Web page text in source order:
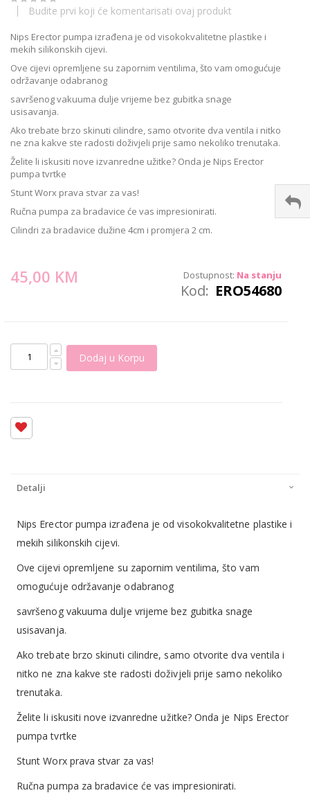
Budite prvi koji će komentarisati ovaj produkt
Nips Erector pumpa izrađena je od visokokvalitetne plastike i
mekih silikonskih cijevi.
Ove cijevi opremljene su zapornim ventilima, što vam omogućuje
održavanje odabranog
savršenog vakuuma dulje vrijeme bez gubitka snage
usisavanja.
Ako trebate brzo skinuti cilindre, samo otvorite dva ventila i nitko
ne zna kakve ste radosti doživjeli prije samo nekoliko trenutaka.
Želite li iskusiti nove izvanredne užitke? Onda je Nips Erector
pumpa tvrtke
Stunt Worx prava stvar za vas!
Ručna pumpa za bradavice će vas impresionirati.
Cilindri za bradavice dužine 4cm i promjera 2 cm.
45,00 KM Dostupnost: Na stanju
Kod ERO54680
Dodaj u Korpu
images
Detalji
Nips Erector pumpa izrađena je od visokokvalitetne plastike i
mekih silikonskih cijevi.
Ove cijevi opremljene su zapornim ventilima, što vam
omogućuje održavanje odabranog
savršenog vakuuma dulje vrijeme bez gubitka snage
usisavanja.
Ako trebate brzo skinuti cilindre, samo otvorite dva ventila i
nitko ne zna kakve ste radosti doživjeli prije samo nekoliko
trenutaka.
Želite li iskusiti nove izvanredne užitke? Onda je Nips Erector
pumpa tvrtke
Stunt Worx prava stvar za vas!
Ručna pumpa za bradavice će vas impresionirati.